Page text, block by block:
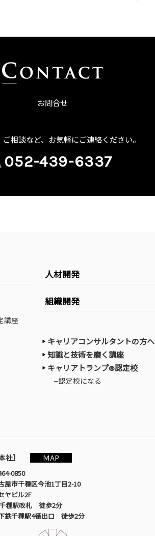
お問合せ
ご相談など、お気軽にご連絡ください。
052-439-6337
講座
人材開発
組織開発
キャリアコンサルタントの方へ
知識と技術を磨く講座
キャリアトランプ®認定校
—認定校になる
社】
MAP
0850
屋市千種区今池1丁目2-10
ヤビル2F
種駅改札 徒歩2分
鉄千種駅4番出口 徒歩2分